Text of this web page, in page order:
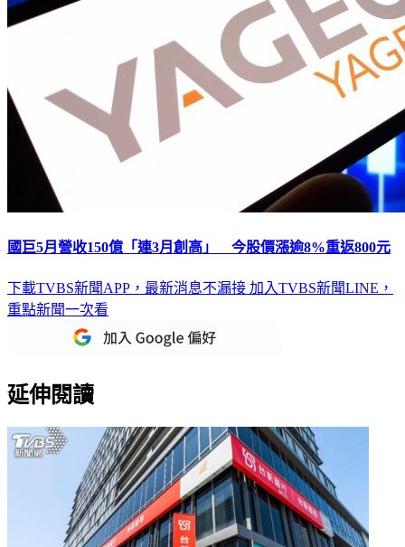
國巨5月營收150億「連3月創高」 今股價漲逾8%重返800元
下載TVBS新聞APP，最新消息不漏接 加入TVBS新聞LINE，
重點新聞一次看
延伸閱讀